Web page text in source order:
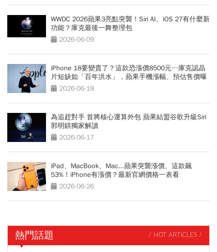
WWDC 2026蘋果3亮點突襲！Siri AI、iOS 27有什麼新
功能？庫克最後一舞整理包
2026-06-09
iPhone 18要變貴了？這款恐漲價8500元…庫克認晶
片短缺如「百年洪水」，蘋果手機漲幅、預估售價曝
光 2026-06-18
為追趕對手 首將核心運算外包 蘋果結盟谷歌升級Siri
郭明錤獨家解讀
2026-06-17
iPad、MacBook、Mac...蘋果突襲漲價、這款飆
53%！iPhone有漲價？最新官網價格一表看
2026-06-26
熱門話題 / HOT ARTICLES /